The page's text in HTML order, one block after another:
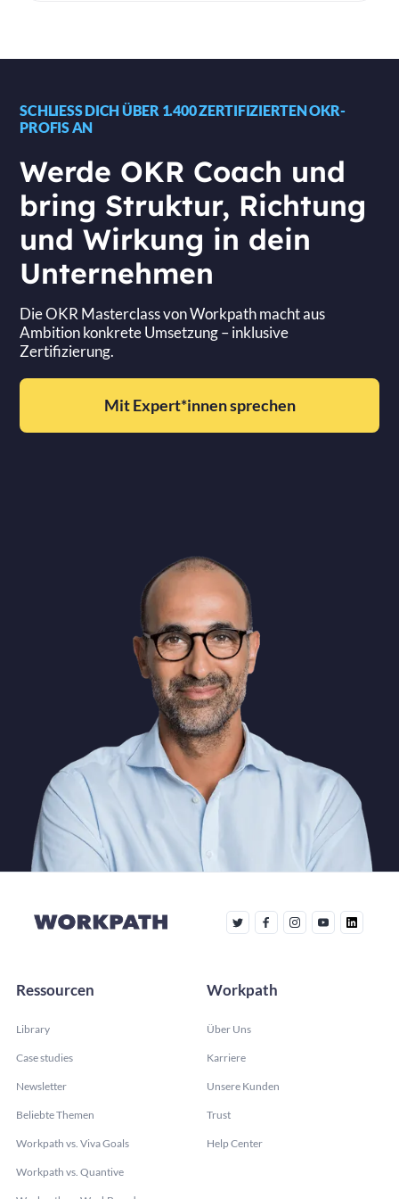
SCHLIESS DICH ÜBER 1.400 ZERTIFIZIERTEN OKR-P
ROFIS AN
Werde OKR Coach und
bring Struktur, Richtung
und Wirkung in dein
Unternehmen
Die OKR Masterclass von Workpath macht aus
Ambition konkrete Umsetzung – inklusive
Zertifizierung.
Mit Expert*innen sprechen
Ressourcen
Library
Case studies
Newsletter
Beliebte Themen
Workpath vs. Viva Goals
Workpath vs. Quantive
Workpath
Über Uns
Karriere
Unsere Kunden
Trust
Help Center